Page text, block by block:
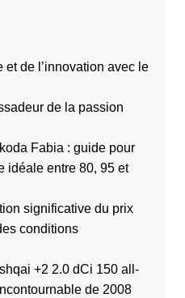
et de l’innovation avec le
de la passion
Fabia : guide pour
idéale entre 80, 95 et
significative du prix
conditions
+2 2.0 dCi 150 all-
de 2008